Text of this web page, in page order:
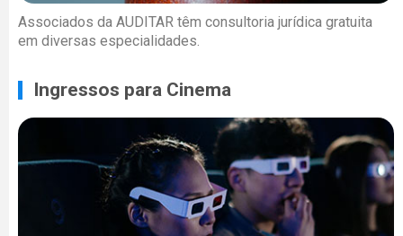
Associados da AUDITAR têm consultoria jurídica gratuita
em diversas especialidades.
Ingressos para Cinema